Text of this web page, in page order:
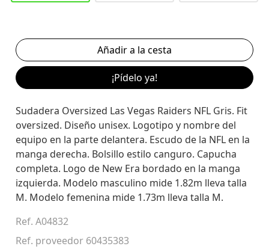
¡Pídelo ya!
Sudadera Oversized Las Vegas Raiders NFL Gris. Fit
oversized. Diseño unisex. Logotipo y nombre del
equipo en la parte delantera. Escudo de la NFL en la
manga derecha. Bolsillo estilo canguro. Capucha
completa. Logo de New Era bordado en la manga
izquierda. Modelo masculino mide 1.82m lleva talla
M. Modelo femenina mide 1.73m lleva talla M.
Ref. A04832
Ref. proveedor 60435383